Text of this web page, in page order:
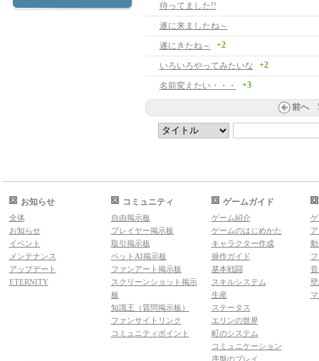
待ってました!!
遂に来ましたね～
遂にきたね～
+2
いろいろやってみたいな +2
名前変えたい・・・ +3
前へ
お知らせ
全体
お知らせ
イベント
メンテナンス
アップデート
ETERNITY
コミュニティ
自由掲示板
プレイヤー掲示板
取引掲示板
ペットAI掲示板
ファンアート掲示板
スクリーンショット掲示
板
知識王（質問掲示板）
ファンサイトリンク
コミュニティポイント
ゲームガイド
ゲーム紹介
ゲームのはじめかた
キャラクター作成
操作ガイド
基本戦闘
スキルシステム
生産
ステータス
エリンの世界
町のシステム
コミュニケーション
序盤のプレイ